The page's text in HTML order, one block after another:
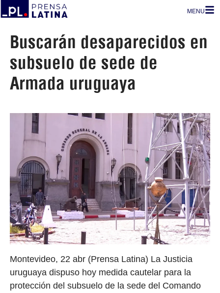
MENU
Buscarán desaparecidos en
subsuelo de sede de
Armada uruguaya
Montevideo, 22 abr (Prensa Latina) La Justicia
uruguaya dispuso hoy medida cautelar para la
protección del subsuelo de la sede del Comando